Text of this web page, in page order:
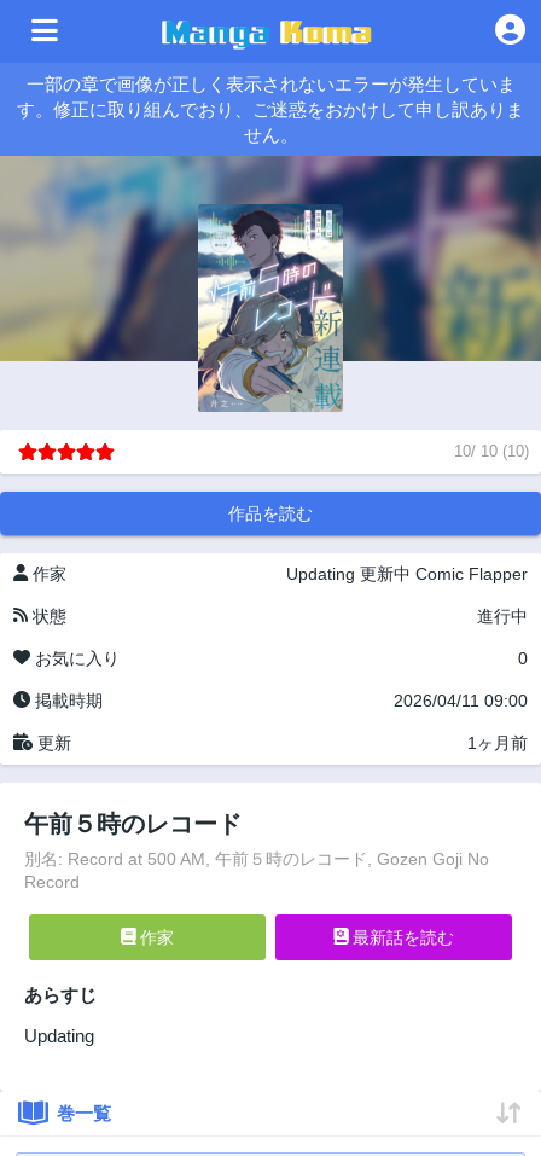
一部の章で画像が正しく表示されないエラーが発生していま
す。修正に取り組んでおり、ご迷惑をおかけして申し訳ありま
せん。
10/ 10 (10)
作品を読む
作家 Updating 更新中 Comic Flapper
状態 進行中
お気に入り 0
掲載時期 2026/04/11 09:00
更新 1ヶ月前
午前５時のレコード
別名: Record at 500 AM, 午前５時のレコード, Gozen Goji No
Record
作家 最新話を読む
あらすじ
Updating
巻一覧